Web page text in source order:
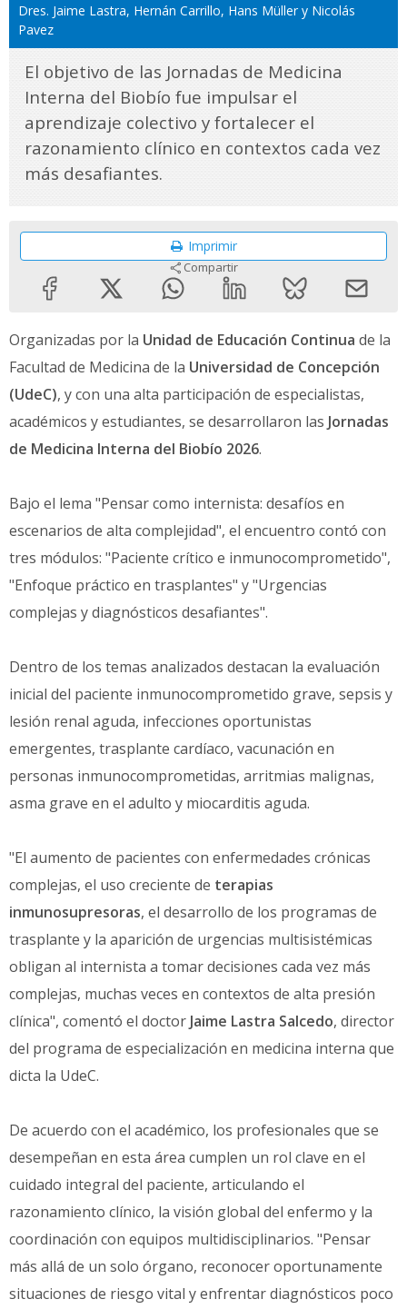
Dres. Jaime Lastra, Hernán Carrillo, Hans Müller y Nicolás
Pavez
El objetivo de las Jornadas de Medicina
Interna del Biobío fue impulsar el
aprendizaje colectivo y fortalecer el
razonamiento clínico en contextos cada vez
más desafiantes.
Imprimir
Compartir
Organizadas por la Unidad de Educación Continua de la
Facultad de Medicina de la Universidad de Concepción
(UdeC), y con una alta participación de especialistas,
académicos y estudiantes, se desarrollaron las Jornadas
de Medicina Interna del Biobío 2026.
Bajo el lema "Pensar como internista: desafíos en
escenarios de alta complejidad", el encuentro contó con
tres módulos: "Paciente crítico e inmunocomprometido",
"Enfoque práctico en trasplantes" y "Urgencias
complejas y diagnósticos desafiantes".
Dentro de los temas analizados destacan la evaluación
inicial del paciente inmunocomprometido grave, sepsis y
lesión renal aguda, infecciones oportunistas
emergentes, trasplante cardíaco, vacunación en
personas inmunocomprometidas, arritmias malignas,
asma grave en el adulto y miocarditis aguda.
"El aumento de pacientes con enfermedades crónicas
complejas, el uso creciente de terapias
inmunosupresoras, el desarrollo de los programas de
trasplante y la aparición de urgencias multisistémicas
obligan al internista a tomar decisiones cada vez más
complejas, muchas veces en contextos de alta presión
clínica", comentó el doctor Jaime Lastra Salcedo, director
del programa de especialización en medicina interna que
dicta la UdeC.
De acuerdo con el académico, los profesionales que se
desempeñan en esta área cumplen un rol clave en el
cuidado integral del paciente, articulando el
razonamiento clínico, la visión global del enfermo y la
coordinación con equipos multidisciplinarios. "Pensar
más allá de un solo órgano, reconocer oportunamente
situaciones de riesgo vital y enfrentar diagnósticos poco